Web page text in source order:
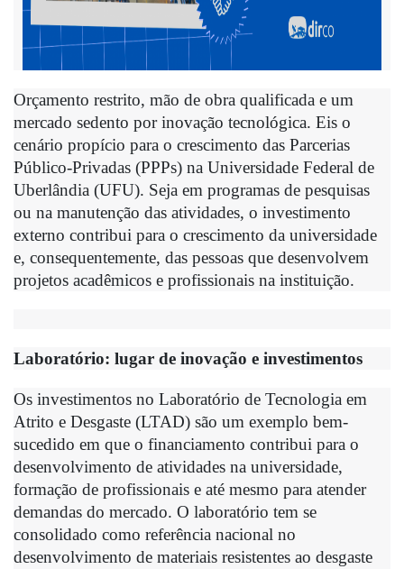
Orçamento restrito, mão de obra qualificada e um
mercado sedento por inovação tecnológica. Eis o
cenário propício para o crescimento das Parcerias
Público-Privadas (PPPs) na Universidade Federal de
Uberlândia (UFU). Seja em programas de pesquisas
ou na manutenção das atividades, o investimento
externo contribui para o crescimento da universidade
e, consequentemente, das pessoas que desenvolvem
projetos acadêmicos e profissionais na instituição.
Laboratório: lugar de inovação e investimentos
Os investimentos no Laboratório de Tecnologia em
Atrito e Desgaste (LTAD) são um exemplo bem-
sucedido em que o financiamento contribui para o
desenvolvimento de atividades na universidade,
formação de profissionais e até mesmo para atender
demandas do mercado. O laboratório tem se
consolidado como referência nacional no
desenvolvimento de materiais resistentes ao desgaste